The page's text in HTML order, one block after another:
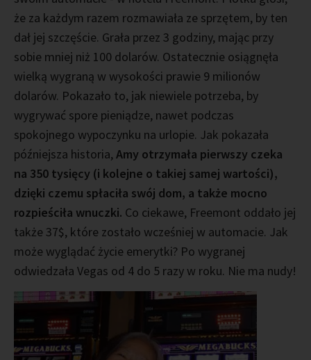
że za każdym razem rozmawiała ze sprzętem, by ten
dał jej szczęście. Grała przez 3 godziny, mając przy
sobie mniej niż 100 dolarów. Ostatecznie osiągnęła
wielką wygraną w wysokości prawie 9 milionów
dolarów. Pokazało to, jak niewiele potrzeba, by
wygrywać spore pieniądze, nawet podczas
spokojnego wypoczynku na urlopie. Jak pokazała
późniejsza historia, Amy otrzymała pierwszy czeka
na 350 tysięcy (i kolejne o takiej samej wartości),
dzięki czemu spłaciła swój dom, a także mocno
rozpieściła wnuczki. Co ciekawe, Freemont oddało jej
także 37$, które zostało wcześniej w automacie. Jak
może wyglądać życie emerytki? Po wygranej
odwiedzała Vegas od 4 do 5 razy w roku. Nie ma nudy!